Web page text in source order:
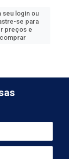
seu login ou
se para
preços e
comprar